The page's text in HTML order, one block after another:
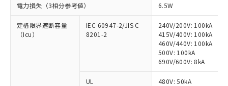
電力損失（3相分参考値） 6.5W
定格限界遮断容量
（Icu）
IEC 60947-2/JIS C
8201-2
240V/200V: 100kA
415V/400V: 100kA
460V/440V: 100kA
500V: 100kA
690V/600V: 8kA
UL 480V: 50kA
以下の条件をお読みいただき、同意のうえ
対応済み：EU RoHS指令（10物質）の
非含有に対応した製品が提供可能な商品で
す。
対応予定：EU RoHS指令（10物質）の非含
有に対応した製品に切り替える予定のある
対応予定なし：EU RoHS指令（10物質）の
非含有に非対応の商品で、対応品を出す予